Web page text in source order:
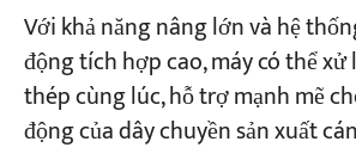
Với khả năng nâng lớn và hệ
động tích hợp cao, máy có thể
thép cùng lúc, hỗ trợ mạnh mẽ
động của dây chuyền sản xuất